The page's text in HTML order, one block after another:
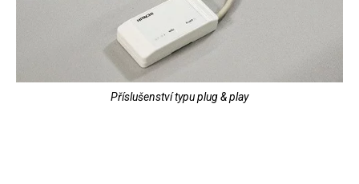
Příslušenství typu plug & play